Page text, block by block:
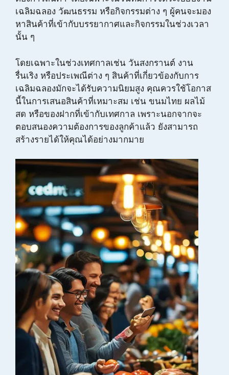
เฉลิมฉลอง วัฒนธรรม หรือกิจกรรมต่าง ๆ ผู้คนจะมอง
หาสินค้าที่เข้ากับบรรยากาศและกิจกรรมในช่วงเวลา
นั้น ๆ
โดยเฉพาะในช่วงเทศกาลเช่น วันสงกรานต์ งาน
รื่นเริง หรือประเพณีต่าง ๆ สินค้าที่เกี่ยวข้องกับการ
เฉลิมฉลองมักจะได้รับความนิยมสูง คุณควรใช้โอกาส
นี้ในการเสนอสินค้าที่เหมาะสม เช่น ขนมไทย ผลไม้
สด หรือของฝากที่เข้ากับเทศกาล เพราะนอกจากจะ
ตอบสนองความต้องการของลูกค้าแล้ว ยังสามารถ
สร้างรายได้ให้คุณได้อย่างมากมาย